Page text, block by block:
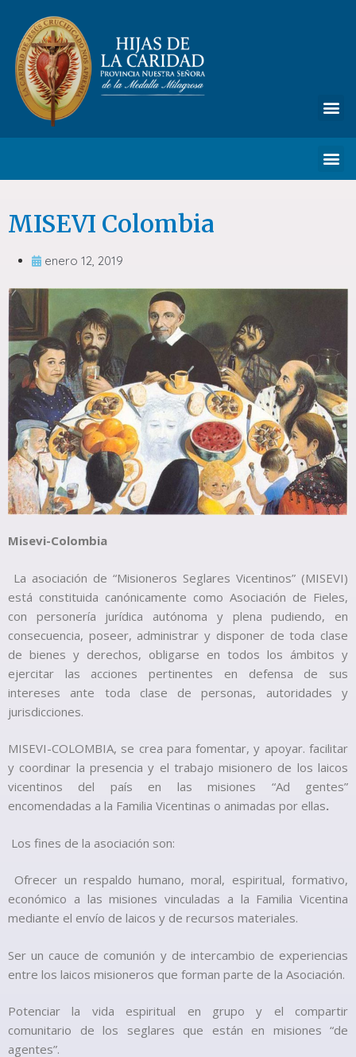
MISEVI Colombia
enero 12, 2019
Misevi-Colombia
La asociación de “Misioneros Seglares Vicentinos” (MISEVI)
está constituida canónicamente como Asociación de Fieles,
con personería jurídica autónoma y plena pudiendo, en
consecuencia, poseer, administrar y disponer de toda clase
de bienes y derechos, obligarse en todos los ámbitos y
ejercitar las acciones pertinentes en defensa de sus
intereses ante toda clase de personas, autoridades y
jurisdicciones.
MISEVI-COLOMBIA, se crea para fomentar, y apoyar. facilitar
y coordinar la presencia y el trabajo misionero de los laicos
vicentinos del país en las misiones “Ad gentes”
encomendadas a la Familia Vicentinas o animadas por ellas.
Los fines de la asociación son:
Ofrecer un respaldo humano, moral, espiritual, formativo,
económico a las misiones vinculadas a la Familia Vicentina
mediante el envío de laicos y de recursos materiales.
Ser un cauce de comunión y de intercambio de experiencias
entre los laicos misioneros que forman parte de la Asociación.
Potenciar la vida espiritual en grupo y el compartir
comunitario de los seglares que están en misiones “de
agentes”.